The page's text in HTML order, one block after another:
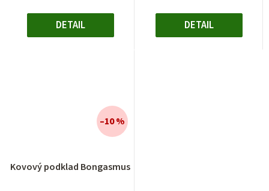
DETAIL DETAIL
Kovový podklad Bongasmus
–10 %